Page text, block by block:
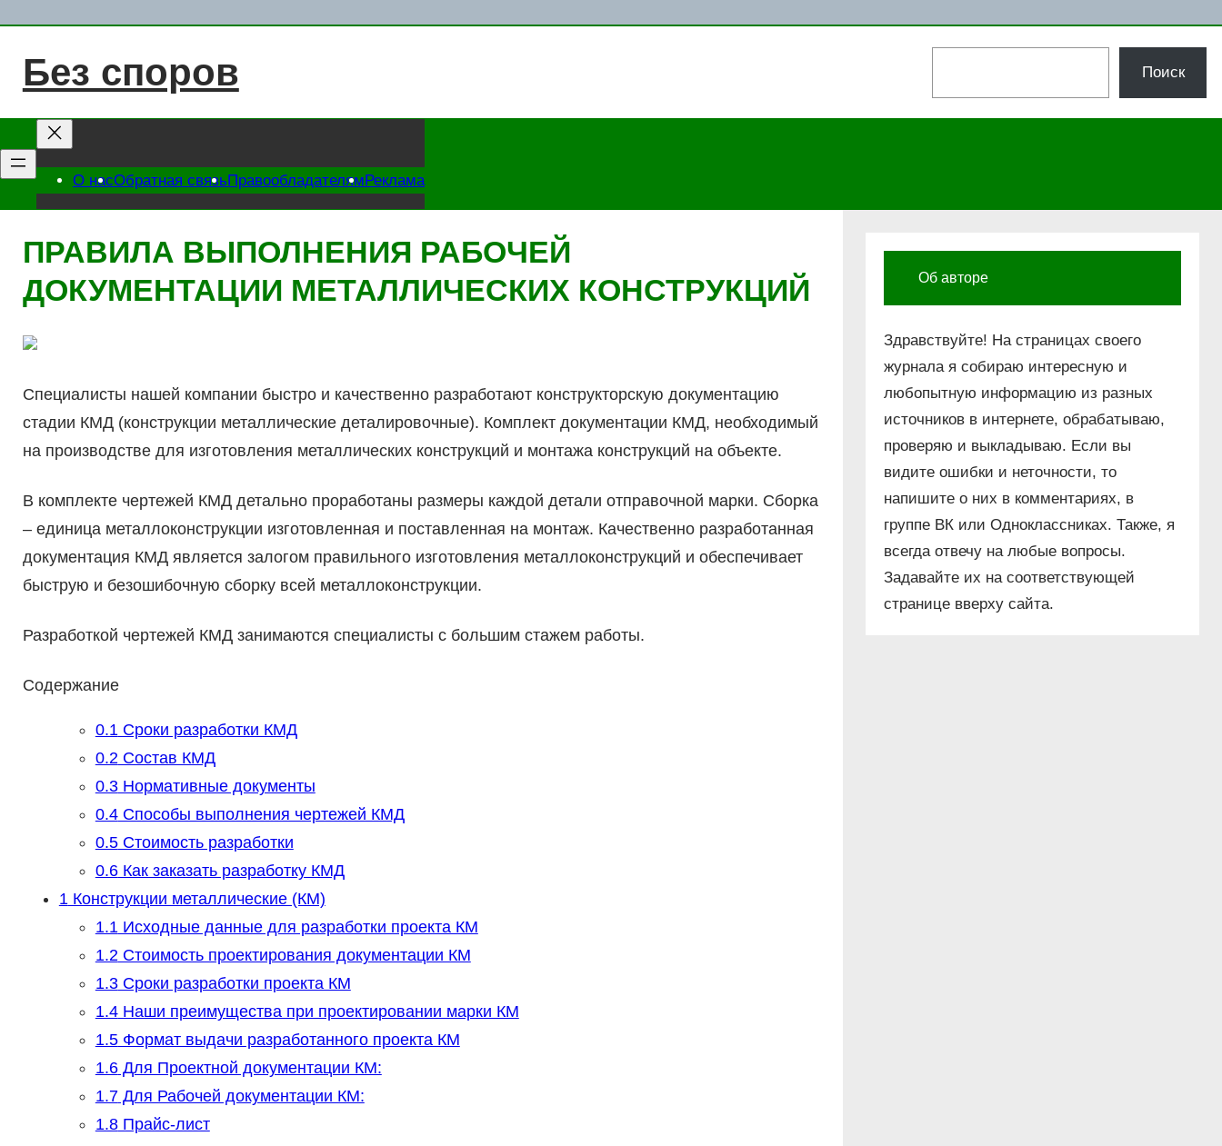
содержимому
Без споров Поиск
О насОбратная связьПравообладателям Реклама
ПРАВИЛА ВЫПОЛНЕНИЯ РАБОЧЕЙ
ДОКУМЕНТАЦИИ МЕТАЛЛИЧЕСКИХ КОНСТРУКЦИЙ
Специалисты нашей компании быстро и качественно разработают конструкторскую документацию
стадии КМД (конструкции металлические деталировочные). Комплект документации КМД, необходимый
на производстве для изготовления металлических конструкций и монтажа конструкций на объекте.
В комплекте чертежей КМД детально проработаны размеры каждой детали отправочной марки. Сборка
– единица металлоконструкции изготовленная и поставленная на монтаж. Качественно разработанная
документация КМД является залогом правильного изготовления металлоконструкций и обеспечивает
быструю и безошибочную сборку всей металлоконструкции.
Разработкой чертежей КМД занимаются специалисты с большим стажем работы.
Содержание
0.1Сроки разработки КМД
0.2Состав КМД
0.3Нормативные документы
0.4Способы выполнения чертежей КМД
0.5Стоимость разработки
0.6Как заказать разработку КМД
1Конструкции металлические (КМ)
1.1Исходные данные для разработки проекта КМ
1.2Стоимость проектирования документации КМ
1.3Сроки разработки проекта КМ
1.4Наши преимущества при проектировании марки КМ
1.5Формат выдачи разработанного проекта КМ
1.6Для Проектной документации КМ:
1.7Для Рабочей документации КМ:
1.8Прайс-лист
Об авторе
Здравствуйте! На страницах своего
журнала я собираю интересную и
любопытную информацию из разных
источников в интернете, обрабатываю,
проверяю и выкладываю. Если вы
видите ошибки и неточности, то
напишите о них в комментариях, в
группе ВК или Одноклассниках. Также, я
всегда отвечу на любые вопросы.
Задавайте их на соответствующей
странице вверху сайта.